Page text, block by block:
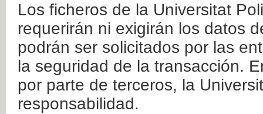
Los ficheros de la Universitat
requerirán ni exigirán los datos
podrán ser solicitados por las
la seguridad de la transacción.
por parte de terceros, la
responsabilidad.